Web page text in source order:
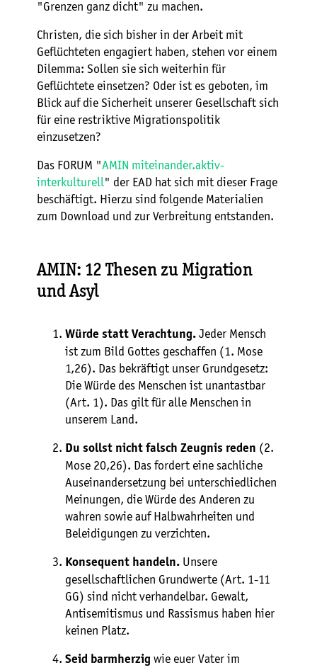
"Grenzen ganz dicht" zu machen.
Christen, die sich bisher in der Arbeit mit
Geflüchteten engagiert haben, stehen vor einem
Dilemma: Sollen sie sich weiterhin für
Geflüchtete einsetzen? Oder ist es geboten, im
Blick auf die Sicherheit unserer Gesellschaft sich
für eine restriktive Migrationspolitik
einzusetzen?
Das FORUM "AMIN miteinander.aktiv-
interkulturell" der EAD hat sich mit dieser Frage
beschäftigt. Hierzu sind folgende Materialien
zum Download und zur Verbreitung entstanden.
AMIN: 12 Thesen zu Migration
und Asyl
Würde statt Verachtung. Jeder Mensch
ist zum Bild Gottes geschaffen (1. Mose
1,26). Das bekräftigt unser Grundgesetz:
Die Würde des Menschen ist unantastbar
(Art. 1). Das gilt für alle Menschen in
unserem Land.
Du sollst nicht falsch Zeugnis reden (2.
Mose 20,26). Das fordert eine sachliche
Auseinandersetzung bei unterschiedlichen
Meinungen, die Würde des Anderen zu
wahren sowie auf Halbwahrheiten und
Beleidigungen zu verzichten.
Konsequent handeln. Unsere
gesellschaftlichen Grundwerte (Art. 1-11
GG) sind nicht verhandelbar. Gewalt,
Antisemitismus und Rassismus haben hier
keinen Platz.
Seid barmherzig wie euer Vater im